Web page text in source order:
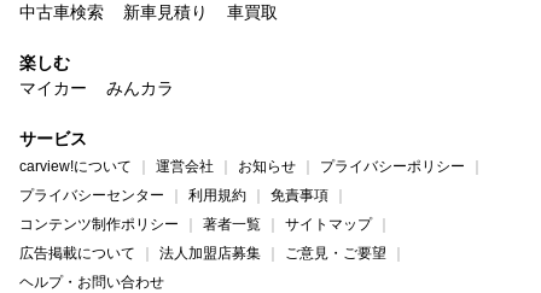
中古車検索
新車見積り 車買取
楽しむ
マイカー
みんカラ
サービス
carview!について 運営会社 お知らせ
プライバシーポリシー
プライバシーセンター
利用規約
免責事項
コンテンツ制作ポリシー
著者一覧
サイトマップ
広告掲載について
法人加盟店募集
ご意見・ご要望
ヘルプ・お問い合わせ